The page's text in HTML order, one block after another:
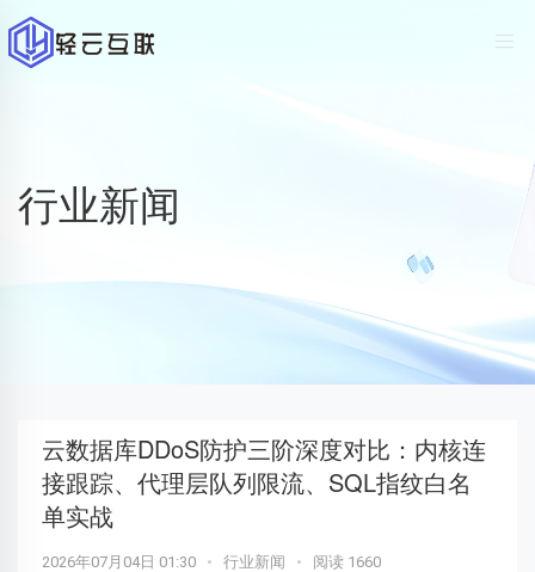
行业新闻
云数据库DDoS防护三阶深度对比：内核连
接跟踪、代理层队列限流、SQL指纹白名
单实战
2026年07月04日 01:30 • 行业新闻 • 阅读 1660